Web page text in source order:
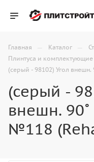
Главная — Каталог —
Плинтуса и комплектующие
(серый - 98102) Угол внешн.
(серый -
внешн. 90˚
№118